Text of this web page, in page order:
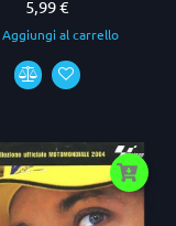
Prezzo
5,99 €
Aggiungi al carrello